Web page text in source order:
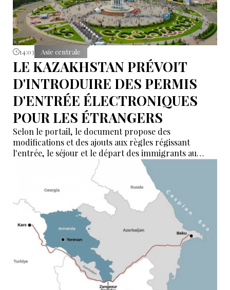
14:03 Asie centrale
LE KAZAKHSTAN PRÉVOIT
D'INTRODUIRE DES PERMIS
D'ENTRÉE ÉLECTRONIQUES
POUR LES ÉTRANGERS
Selon le portail, le document propose des
modifications et des ajouts aux règles régissant
l'entrée, le séjour et le départ des immigrants au